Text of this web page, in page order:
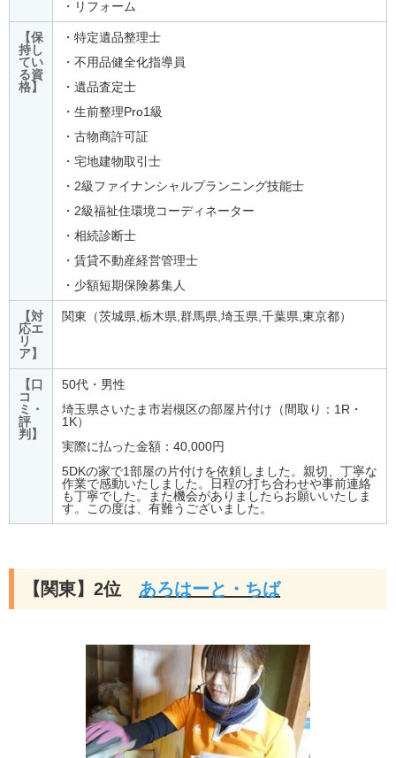
・リフォーム
【保
持し
てい
る資
格】
・特定遺品整理士
・不用品健全化指導員
・遺品査定士
・生前整理Pro1級
・古物商許可証
・宅地建物取引士
・2級ファイナンシャルプランニング技能士
・2級福祉住環境コーディネーター
・相続診断士
・賃貸不動産経営管理士
・少額短期保険募集人
【対
応エ
リ
ア】
関東（茨城県,栃木県,群馬県,埼玉県,千葉県,東京都）
【口
コ
ミ・
評
判】
50代・男性
埼玉県さいたま市岩槻区の部屋片付け（間取り：1R・
1K）
実際に払った金額：40,000円
5DKの家で1部屋の片付けを依頼しました。親切、丁寧な
作業で感動いたしました。日程の打ち合わせや事前連絡
も丁寧でした。また機会がありましたらお願いいたしま
す。この度は、有難うございました。
【関東】2位 あろはーと・ちば